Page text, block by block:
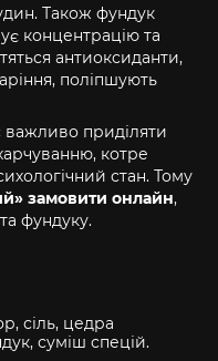
Також фундук
концентрацію та
антиоксиданти,
поліпшують
важливо приділяти
котре
стан. Тому
замовити онлайн,
фундуку.
сіль, цедра
суміш спецій.